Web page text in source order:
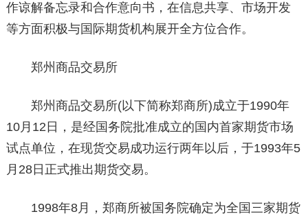
作谅解备忘录和合作意向书，在信息共享、市场开发
等方面积极与国际期货机构展开全方位合作。
郑州商品交易所
郑州商品交易所(以下简称郑商所)成立于1990年
10月12日，是经国务院批准成立的国内首家期货市场
试点单位，在现货交易成功运行两年以后，于1993年5
月28日正式推出期货交易。
1998年8月，郑商所被国务院确定为全国三家期货